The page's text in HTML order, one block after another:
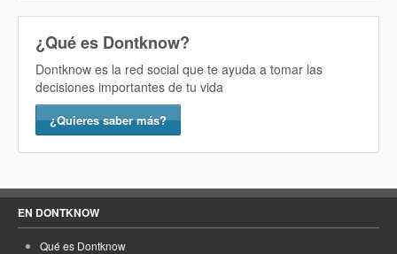
¿Qué es Dontknow?
Dontknow es la red social que te ayuda a tomar las
decisiones importantes de tu vida
¿Quieres saber más?
EN DONTKNOW
Qué es Dontknow